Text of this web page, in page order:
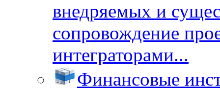
внедряемых и
сопровождение
интеграторами...
Финансовые